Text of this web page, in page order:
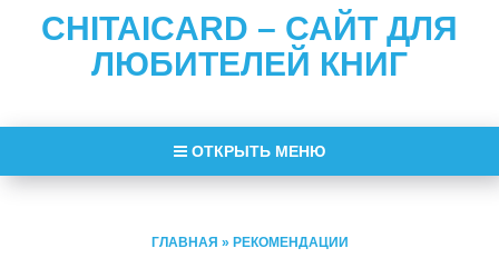
CHITAICARD – САЙТ ДЛЯ
ЛЮБИТЕЛЕЙ КНИГ
ОТКРЫТЬ МЕНЮ
ГЛАВНАЯ » РЕКОМЕНДАЦИИ